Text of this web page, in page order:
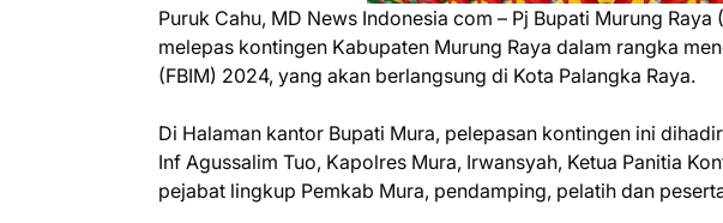
Puruk Cahu, MD News Indonesia com – Pj Bupati Murung
melepas kontingen Kabupaten Murung Raya dalam rangka
(FBIM) 2024, yang akan berlangsung di Kota Palangka Raya.
Di Halaman kantor Bupati Mura, pelepasan kontingen ini
Inf Agussalim Tuo, Kapolres Mura, Irwansyah, Ketua Panitia
pejabat lingkup Pemkab Mura, pendamping, pelatih dan